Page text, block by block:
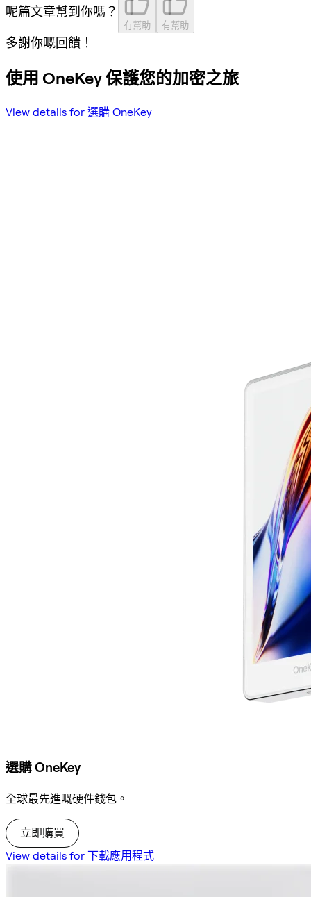
呢篇文章幫到你嗎？
冇幫助 有幫助
多謝你嘅回饋！
使用 OneKey 保護您的加密之旅
View details for 選購 OneKey
選購 OneKey
全球最先進嘅硬件錢包。
立即購買
View details for 下載應用程式